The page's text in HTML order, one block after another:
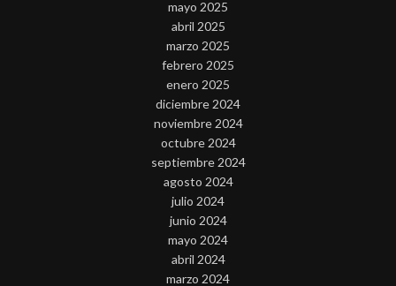
mayo 2025
abril 2025
marzo 2025
febrero 2025
enero 2025
diciembre 2024
noviembre 2024
octubre 2024
septiembre 2024
agosto 2024
julio 2024
junio 2024
mayo 2024
abril 2024
marzo 2024